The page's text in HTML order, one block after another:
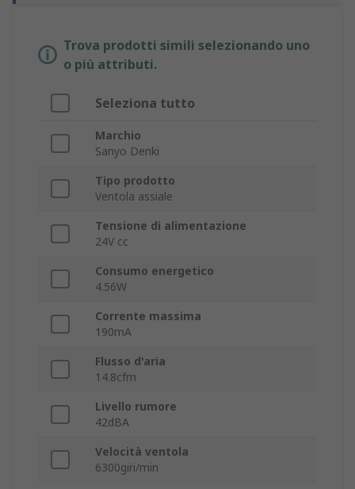
Trova prodotti simili selezionando uno
o più attributi.
Seleziona tutto
Marchio
Sanyo Denki
Tipo prodotto
Ventola assiale
Tensione di alimentazione
24V cc
Consumo energetico
4.56W
Corrente massima
190mA
Flusso d'aria
14.8cfm
Livello rumore
42dBA
Velocità ventola
6300giri/min